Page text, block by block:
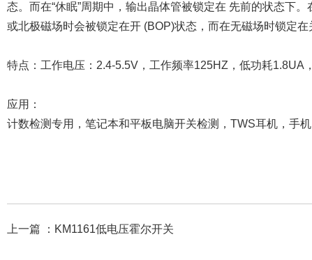
态。而在“休眠”周期中，输出晶体管被锁定在 先前的状态下
或北极磁场时会被锁定在开 (BOP)状态，而在无磁场时锁定在
特点：工作电压：2.4-5.5V，工作频率125HZ，低功耗
应用：
计数检测专用，笔记本和平板电脑开关检测，TWS耳机，手
上一篇 ： KM1161低电压霍尔开关